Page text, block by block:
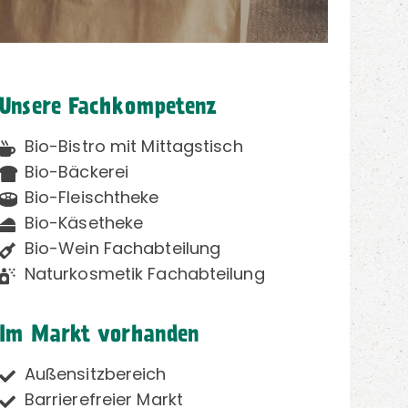
Unsere Fachkompetenz
Bio-Bistro mit Mittagstisch
Bio-Bäckerei
Bio-Fleischtheke
Bio-Käsetheke
Bio-Wein Fachabteilung
Naturkosmetik Fachabteilung
Im Markt vorhanden
Außensitzbereich
Barrierefreier Markt